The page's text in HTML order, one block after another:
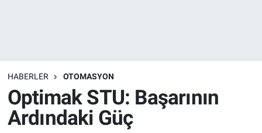
HABERLER OTOMASYON
Optimak STU: Başarının
Ardındaki Güç
Depolama Çözümleri
İnşaat ve Malzeme